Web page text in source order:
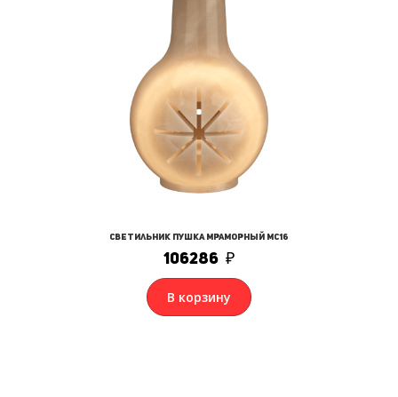
Светильник пушка мраморный МС16
106286 ₽
В корзину